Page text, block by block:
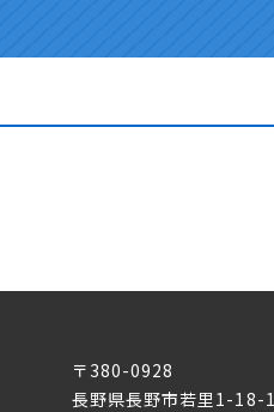
〒380-0928
長野県長野市若里1-18-1